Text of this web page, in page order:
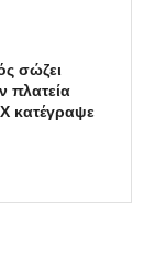
σώζει
πλατεία
κατέγραψε